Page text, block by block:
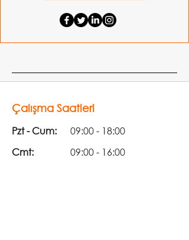
Çalışma Saatleri
Pzt - Cum:
09:00 - 18:00
Cmt:
09:00 - 16:00